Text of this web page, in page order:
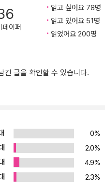
순간을 포착하며 더 넓은 세
욱 섬세하게 벼려냈다. 그리고
준 세번째 소설집 『여름의 빌
우아하게 말하는 법. 그런 걸 찾
는 독보적인 감각을 드러내 보
이 어른이 된 후 한층 품 넓은
정을 좇는다. 차분하게 쌓여가
한 치유와 성장에 도달하려는
다정한 문장으로 그려진다. 읽
결이 지고, 나를 둘러싼 세계
는 이 작품은 지금까지의 백수
페이퍼
읽고 싶어요 78명
읽고 있어요 51명
읽었어요 200명
긴 글을 확인할 수 있습니다.
0%
2.0%
4.9%
2.3%